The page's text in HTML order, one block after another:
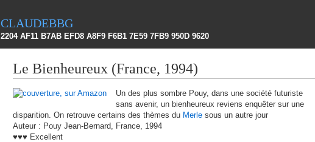
claudebbg
2204 AF11 B7AB EFD8 A8F9 F6B1 7E59 7FB9 950D 9620
Le Bienheureux (France, 1994)
Un des plus sombre Pouy, dans une société futuriste
sans avenir, un bienheureux reviens enquêter sur une
disparition. On retrouve certains des thèmes du Merle sous un autre jour
Auteur : Pouy Jean-Bernard, France, 1994
♥♥♥ Excellent